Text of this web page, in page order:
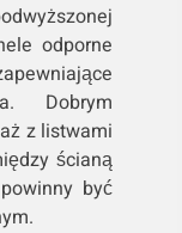
odporne
Dobrym
z listwami
ścianą
być